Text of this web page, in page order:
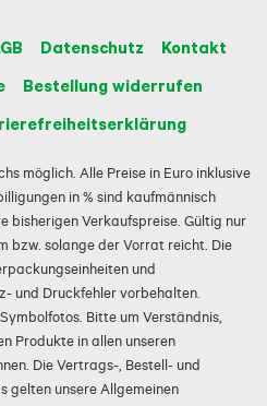
Datenschutz
Kontakt
Bestellung widerrufen
möglich. Alle Preise in Euro inklusive
in % sind kaufmännisch
bisherigen Verkaufspreise. Gültig nur
bzw. solange der Vorrat reicht. Die
und
und Druckfehler vorbehalten.
Bitte um Verständnis,
Produkte in allen unseren
Die Vertrags-, Bestell- und
gelten unsere Allgemeinen